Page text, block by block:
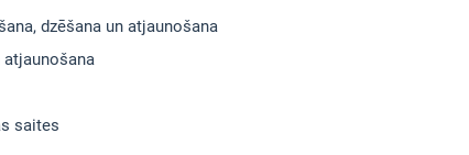
dzēšana un atjaunošana
atjaunošana
saites